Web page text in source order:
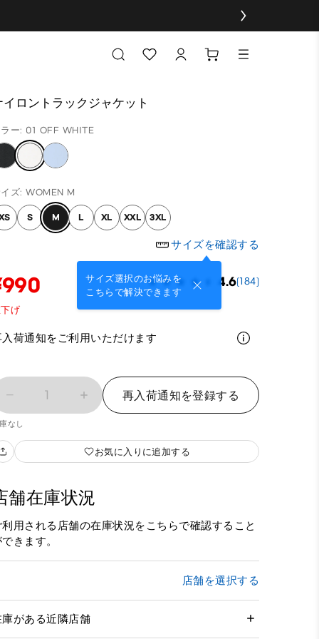
イロントラックジャケット
ー: 01 OFF WHITE
ズ: WOMEN M
S M L XL XXL 3XL
サイズを確認する
サイズ選択のお悩みを
こちらで解決できます
4.6(184)
げ
入荷通知をご利用いただけます
1 再入荷通知を登録する
なし
お気に入りに追加する
舗在庫状況
利用される店舗の在庫状況をこちらで確認すること
きます。
店舗を選択する
庫がある近隣店舗